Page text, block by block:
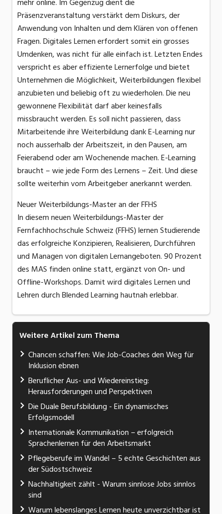
mehr online. Im Gegenzug dient die
Präsenzveranstaltung verstärkt dem Diskurs, der
Anwendung von Inhalten und dem Klären von offenen
Fragen. Digitales Lernen erfordert somit ein grosses
Umdenken, was nicht für alle einfach ist. Letzten Endes
verspricht es aber effiziente Lernerfolge und bietet
Unternehmen die Möglichkeit, Weiterbildungen flexibel
anzubieten und beliebig oft zu wiederholen. Die neu
gewonnene Flexibilität darf aber keinesfalls
missbraucht werden. Es soll nicht passieren, dass
Mitarbeitende ihre Weiterbildung dank E-Learning nur
noch ausserhalb der Arbeitszeit, in den Pausen, am
Feierabend oder am Wochenende machen. E-Learning
braucht – wie jede Form des Lernens – Zeit. Und diese
sollte weiterhin vom Arbeitgeber anerkannt werden.
Neuer Weiterbildungs-Master an der FFHS
In diesem neuen Weiterbildungs-Master der
Fernfachhochschule Schweiz (FFHS) lernen Studierende
das erfolgreiche Konzipieren, Realisieren, Durchführen
und Managen von digitalen Lernangeboten. 90 Prozent
des MAS finden online statt, ergänzt von On- und
Offline-Workshops. Damit wird digitales Lernen und
Lehren durch Blended Learning hautnah erlebbar.
Weitere Artikel zum Thema
Chancen schaffen: Wie Job-Coaches den Weg für
Inklusion ebnen
Beruflicher Aus- und Wiedereinstieg:
Herausforderungen und Perspektiven
Die Duale Berufsbildung - Ein dynamisches
Erfolgsmodell
Internationale Kommunikation – erfolgreich
Sprachenlernen für den Arbeitsmarkt
Pflegeberufe im Wandel – 5 echte Geschichten aus
der Südostschweiz
Nachhaltigkeit zählt - Warum sinnlose Jobs sinnlos
sind
Warum lebenslanges Lernen heute unverzichtbar ist